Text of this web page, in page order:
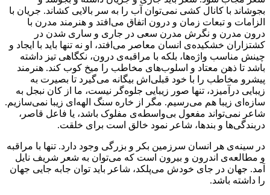
بجوشاند با کانال کشی نمی‌توان آب را به سر بالایی کشاند. جریان با
الزامات و تبعات زمان و درون اتفاق می‌افتد و هنرمند مدرن با
درون مدرن و نگرش مدرن سعی در جاری و ساری شدن در
کشتزاران خشکیده‌ی انسان معاصر می‌افتد، او نه تنها باید با ایجاد و
چینش مناسب واژه‌ها، بلکه با مراقبه‌ی درون، نکگاهی تیز داشته
باشد تا ذهن معتاد و اسلوب‌های مخاطب را میخ کوب کند. هنرمند
پیشرو مخاطب را با خود قبلی‌اش بیگانه می‌گیرد تا بصیرت به
زیبایی درآمیزد، تنها صور زیبایی جلوه‌گر نیست، ما از کان نبجل به
سازه‌ای زیبا هم می‌رسیم. مگر از خاره سنگ الهه‌ای زیبا نمی‌سازیم.
شاعر نمی‌تواند مفعول بی‌واسطه‌ی مفلوک باشد، یا فاعل قاصر،
دربندگی‌ها و بندها، شاعر نمود خالق است برای خلقت.
در سینه‌ی هر انسان سرزمین بکر و بزرگی وجود دارد. تنها با مراقبه
و مطالعه‌ی اندرون و بیرون است که می‌توان به شعر شریف نایل
آمد. جهان در جای خودش می‌پلکد، شاعر باید توان جابه جایی جهان
را داشته باشد.